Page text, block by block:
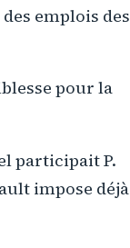
emplois des
pour la
participait P.
impose déjà